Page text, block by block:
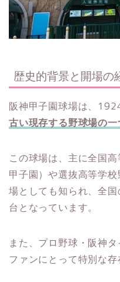
歴史的背景と開場の
阪神甲子園球場は、
古い現存する野球場の一
この球場は、主に全国
甲子園）や選抜高等学
場としても知られ、全
台となっています。
また、プロ野球・阪神
ファンにとって特別な存